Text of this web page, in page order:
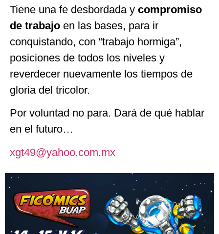
Tiene una fe desbordada y compromiso
de trabajo en las bases, para ir
conquistando, con “trabajo hormiga”,
posiciones de todos los niveles y
reverdecer nuevamente los tiempos de
gloria del tricolor.
Por voluntad no para. Dará de qué hablar
en el futuro…
xgt49@yahoo.com.mx